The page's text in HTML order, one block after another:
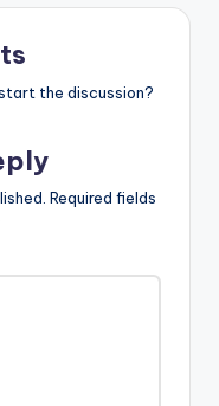
the discussion?
Required fields